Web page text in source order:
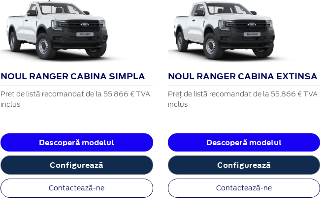
NOUL RANGER CABINA SIMPLA
Preț de listă recomandat de la 55.866 € TVA
inclus
Descoperă modelul
Configurează
Contactează-ne
NOUL RANGER CABINA EXTINSA
Preț de listă recomandat de la 55.866 € TVA
inclus
Descoperă modelul
Configurează
Contactează-ne